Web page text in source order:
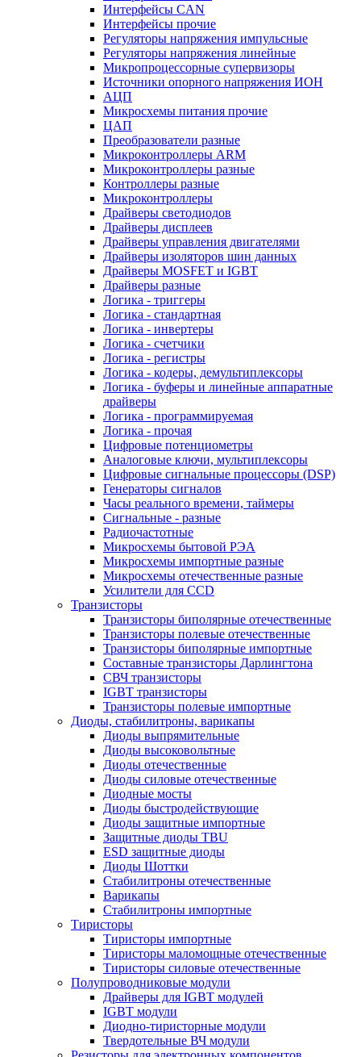
Интерфейсы CAN
Интерфейсы прочие
Регуляторы напряжения импульсные
Регуляторы напряжения линейные
Микропроцессорные супервизоры
Источники опорного напряжения ИОН
АЦП
Микросхемы питания прочие
ЦАП
Преобразователи разные
Микроконтроллеры ARM
Микроконтроллеры разные
Контроллеры разные
Микроконтроллеры
Драйверы светодиодов
Драйверы дисплеев
Драйверы управления двигателями
Драйверы изоляторов шин данных
Драйверы MOSFET и IGBT
Драйверы разные
Логика - триггеры
Логика - стандартная
Логика - инвертеры
Логика - счетчики
Логика - регистры
Логика - кодеры, демультиплексоры
Логика - буферы и линейные аппаратные
драйверы
Логика - программируемая
Логика - прочая
Цифровые потенциометры
Аналоговые ключи, мультиплексоры
Цифровые сигнальные процессоры (DSP)
Генераторы сигналов
Часы реального времени, таймеры
Сигнальные - разные
Радиочастотные
Микросхемы бытовой РЭА
Микросхемы импортные разные
Микросхемы отечественные разные
Усилители для CCD
Транзисторы
Транзисторы биполярные отечественные
Транзисторы полевые отечественные
Транзисторы биполярные импортные
Составные транзисторы Дарлингтона
СВЧ транзисторы
IGBT транзисторы
Транзисторы полевые импортные
Диоды, стабилитроны, варикапы
Диоды выпрямительные
Диоды высоковольтные
Диоды отечественные
Диоды силовые отечественные
Диодные мосты
Диоды быстродействующие
Диоды защитные импортные
Защитные диоды TBU
ESD защитные диоды
Диоды Шоттки
Стабилитроны отечественные
Варикапы
Стабилитроны импортные
Тиристоры
Тиристоры импортные
Тиристоры маломощные отечественные
Тиристоры силовые отечественные
Полупроводниковые модули
Драйверы для IGBT модулей
IGBT модули
Диодно-тиристорные модули
Твердотельные ВЧ модули